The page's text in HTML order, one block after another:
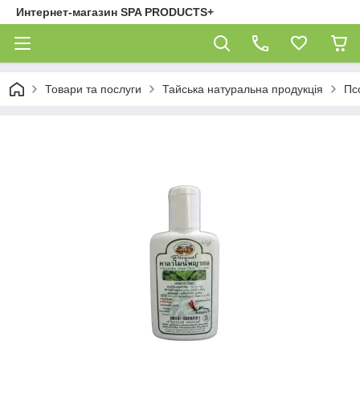
Интернет-магазин SPA PRODUCTS+
Товари та послуги Тайська натуральна продукція